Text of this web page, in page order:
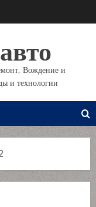
Вождение и
и технологии